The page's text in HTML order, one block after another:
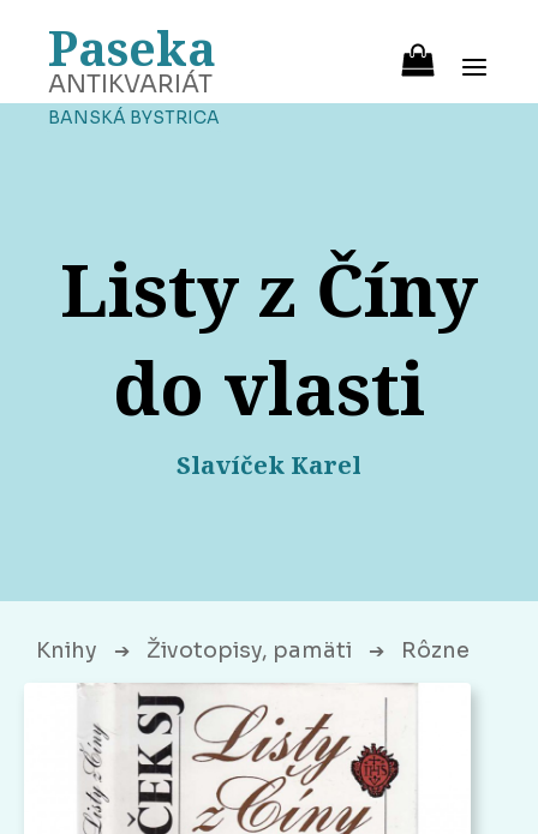
Paseka
ANTIKVARIÁT
BANSKÁ BYSTRICA
Listy z Číny
do vlasti
Slavíček Karel
Knihy ➔ Životopisy, pamäti ➔ Rôzne